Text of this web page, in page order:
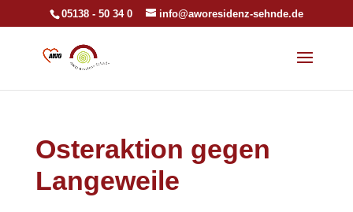
05138 - 50 34 0 info@aworesidenz-sehnde.de
Osteraktion gegen
Langeweile